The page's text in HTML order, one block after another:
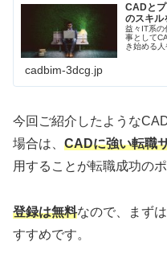
CADと
のスキル
益々IT系の
事として
き始める
か？とい
れの仕事
cadbim-3dcg.jp
今回ご紹介したような
場合は、 CADに強い転職
用することが転職成功のポ
登録は無料なので、まず
すすめです。